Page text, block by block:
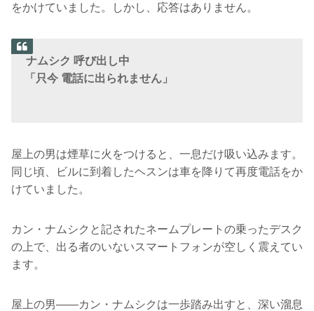
をかけていました。しかし、応答はありません。
ナムシク 呼び出し中
「只今 電話に出られません」
屋上の男は煙草に火をつけると、一息だけ吸い込みます。
同じ頃、ビルに到着したヘスンは車を降りて再度電話をか
けていました。
カン・ナムシクと記されたネームプレートの乗ったデスク
の上で、出る者のいないスマートフォンが空しく震えてい
ます。
屋上の男――カン・ナムシクは一歩踏み出すと、深い溜息